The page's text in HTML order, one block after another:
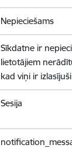
Nepieciešams
Sīkdatne ir
lietotājiem
kad viņi ir
Sesija